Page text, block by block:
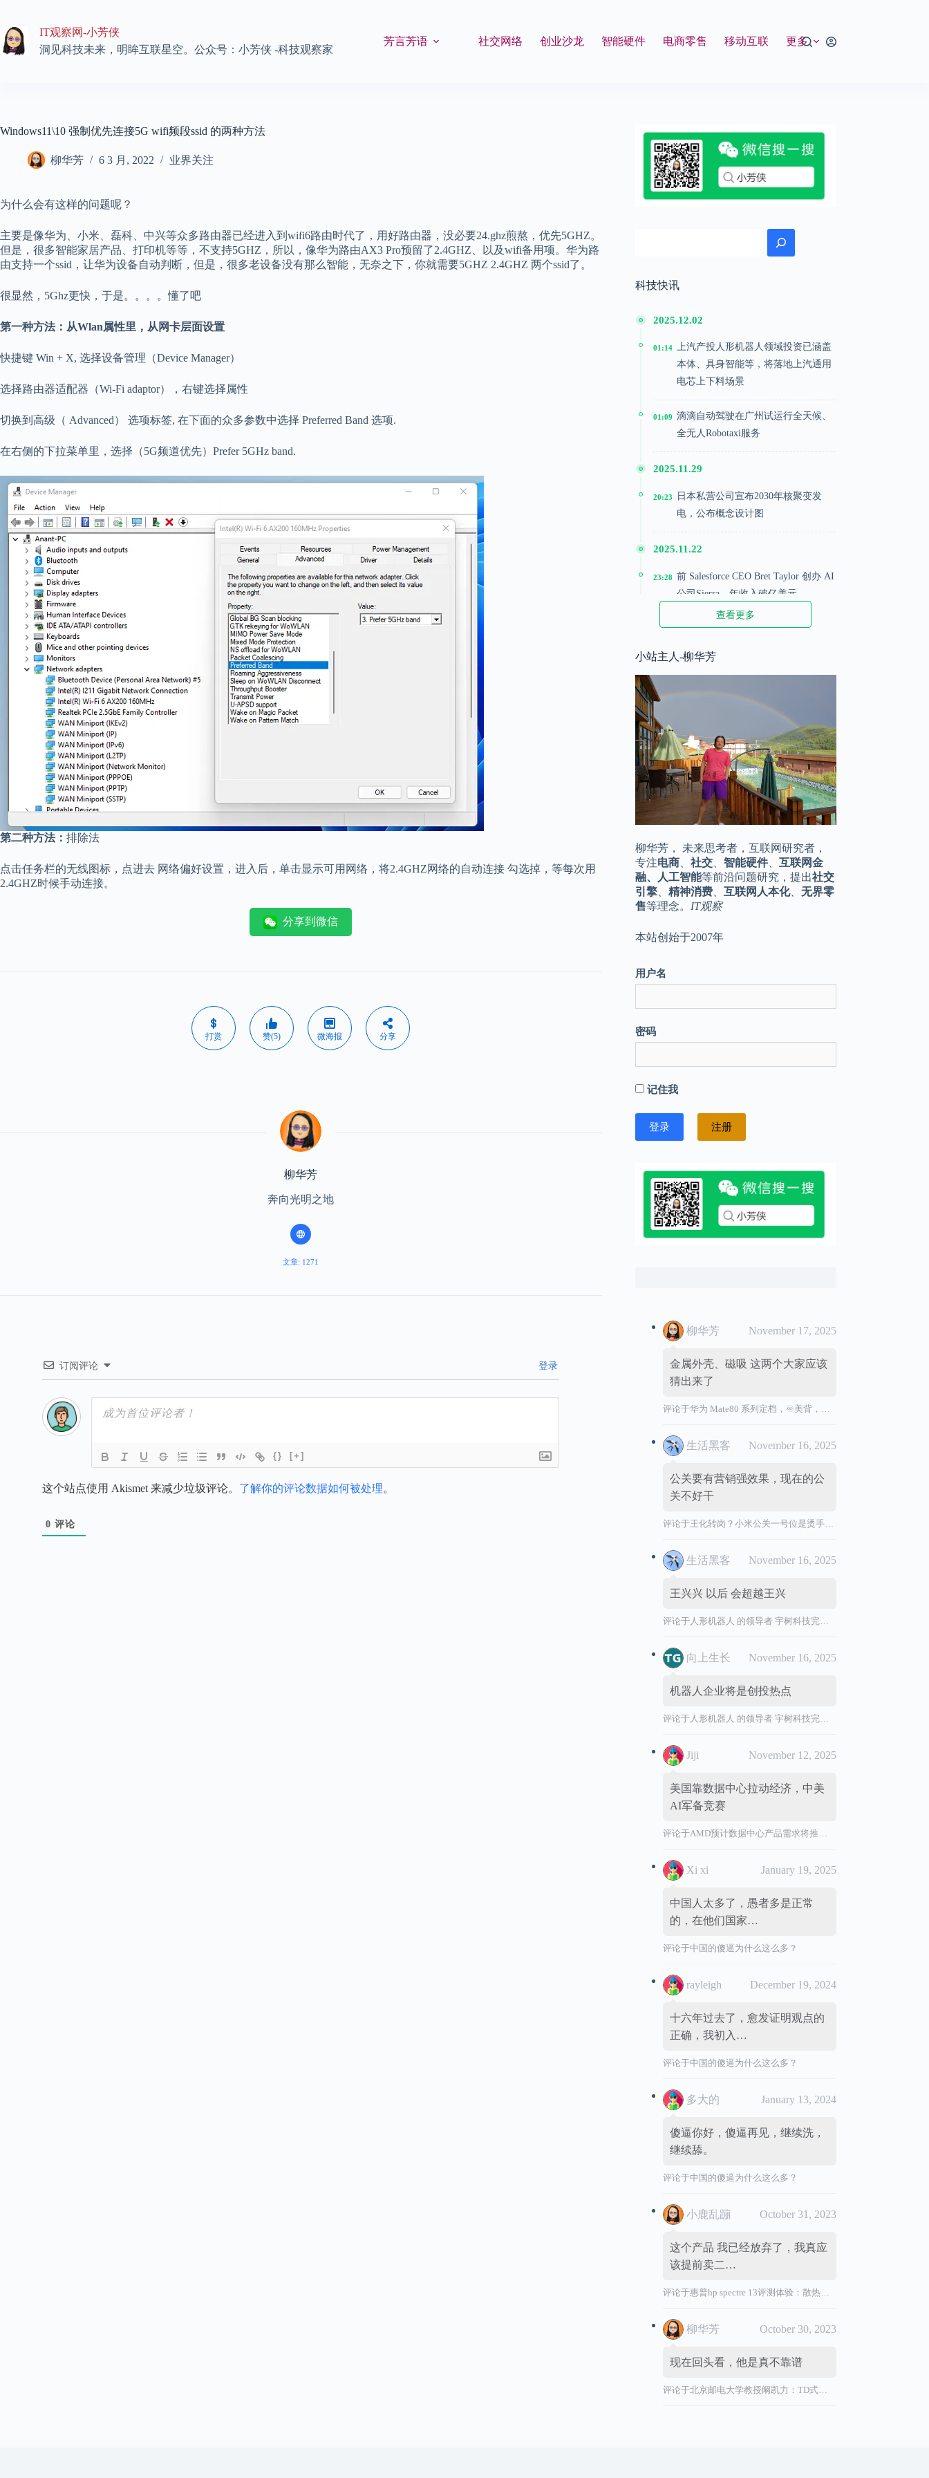
内
容
IT观察网-小芳侠
洞见科技未来，明眸互联星空。公众号：小芳侠 -科技观察家
芳言芳语 社交网络 创业沙龙 智能硬件 电商零售 移动互联 更多
Windows11\10 强制优先连接5G wifi频段ssid 的两种方法
柳华芳 6 3 月, 2022 业界关注
为什么会有这样的问题呢？
主要是像华为、小米、磊科、中兴等众多路由器已经进入到wifi6路由时代了，用好路由器，没必要24.ghz煎熬，优先5GHZ。
但是，很多智能家居产品、打印机等等，不支持5GHZ，所以，像华为路由AX3 Pro预留了2.4GHZ、以及wifi备用项。华为路
由支持一个ssid，让华为设备自动判断，但是，很多老设备没有那么智能，无奈之下，你就需要5GHZ 2.4GHZ 两个ssid了。
很显然，5Ghz更快，于是。。。。懂了吧
第一种方法：从Wlan属性里，从网卡层面设置
快捷键 Win + X, 选择设备管理（Device Manager）
选择路由器适配器（Wi-Fi adaptor），右键选择属性
切换到高级（ Advanced） 选项标签, 在下面的众多参数中选择 Preferred Band 选项.
在右侧的下拉菜单里，选择（5G频道优先）Prefer 5GHz band.
第二种方法： 排除法
点击任务栏的无线图标，点进去 网络偏好设置，进入后，单击显示可用网络，将2.4GHZ网络的自动连接 勾选掉，等每次用
2.4GHZ时候手动连接。
分享到微信
打赏 赞(5) 微海报 分享
柳华芳
奔向光明之地
文章: 1271
订阅评论 登录
{} [+]
这个站点使用 Akismet 来减少垃圾评论。 了解你的评论数据如何被处理。
0 评论
科技快讯
2025.12.02
01:14 上汽产投人形机器人领域投资已涵盖
本体、具身智能等，将落地上汽通用
电芯上下料场景
01:09 滴滴自动驾驶在广州试运行全天候、
全无人Robotaxi服务
2025.11.29
20:23
日本私营公司宣布2030年核聚变发
电，公布概念设计图
2025.11.22
23:28 前 Salesforce CEO Bret Taylor 创办 AI
公司Sierra，年收入破亿美元
2025.11.17
10:20 华为 Mate80 系列定档，♾️美背，全
金属机身
16:42 王化转岗？小米公关一号位是烫手山
芋
查看更多
小站主人-柳华芳
柳华芳， 未来思考者，互联网研究者，
专注电商 、社交 、智能硬件、互联网金
融、人工智能等前沿问题研究，提出社交
引擎 、精神消费 、互联网人本化、无界零
售等理念。 IT观察
本站创始于2007年
用户名
密码
记住我
注册
柳华芳 November 17, 2025
金属外壳、磁吸 这两个大家应该
猜出来了
评论于华为 Mate80 系列定档，♾️美背，全金属机身
生活黑客 November 16, 2025
公关要有营销强效果，现在的公
关不好干
评论于王化转岗？小米公关一号位是烫手山芋
生活黑客 November 16, 2025
王兴兴 以后 会超越王兴
评论于人形机器人 的领导者 宇树科技完成 IPO 辅导，拟境内首次公开发行股票并上市。
向上生长 November 16, 2025
机器人企业将是创投热点
评论于人形机器人 的领导者 宇树科技完成 IPO 辅导，拟境内首次公开发行股票并上市。
Jiji November 12, 2025
美国靠数据中心拉动经济，中美
AI军备竞赛
评论于AMD预计数据中心产品需求将推动营收加速增长
Xi xi January 19, 2025
中国人太多了，愚者多是正常
的，在他们国家…
评论于中国的傻逼为什么这么多？
rayleigh December 19, 2024
十六年过去了，愈发证明观点的
正确，我初入…
评论于中国的傻逼为什么这么多？
多大的 January 13, 2024
傻逼你好，傻逼再见，继续洗，
继续舔。
评论于中国的傻逼为什么这么多？
小鹿乱蹦 October 31, 2023
这个产品 我已经放弃了，我真应
该提前卖二…
评论于惠普hp spectre 13评测体验：散热效能差，风扇声音大，转轴烫
柳华芳 October 30, 2023
现在回头看，他是真不靠谱
评论于北京邮电大学教授阚凯力：TD式创新”祸国殃民